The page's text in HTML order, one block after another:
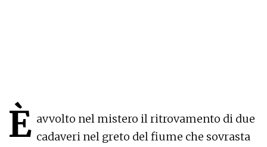
È avvolto nel mistero il ritrovamento di due
cadaveri nel greto del fiume che sovrasta